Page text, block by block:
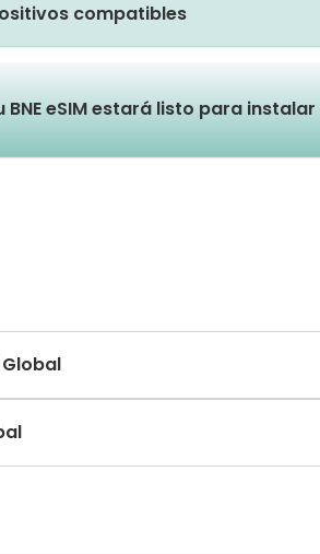
compatibles
BNE eSIM estará listo para
Global